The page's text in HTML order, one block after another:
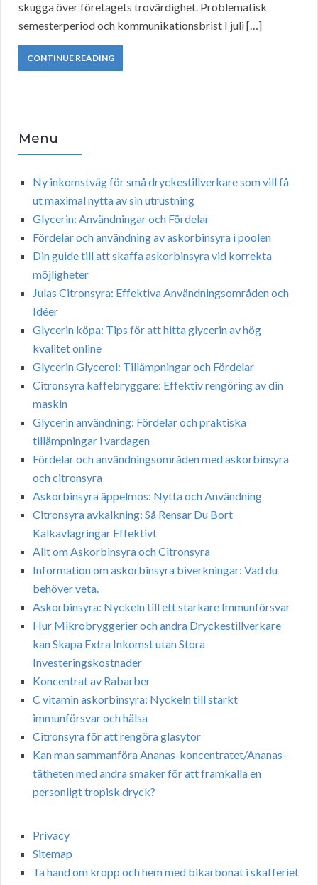
skugga över företagets trovärdighet. Problematisk
semesterperiod och kommunikationsbrist I juli […]
CONTINUE READING
Menu
Ny inkomstväg för små dryckestillverkare som vill få
ut maximal nytta av sin utrustning
Glycerin: Användningar och Fördelar
Fördelar och användning av askorbinsyra i poolen
Din guide till att skaffa askorbinsyra vid korrekta
möjligheter
Julas Citronsyra: Effektiva Användningsområden och
Idéer
Glycerin köpa: Tips för att hitta glycerin av hög
kvalitet online
Glycerin Glycerol: Tillämpningar och Fördelar
Citronsyra kaffebryggare: Effektiv rengöring av din
maskin
Glycerin användning: Fördelar och praktiska
tillämpningar i vardagen
Fördelar och användningsområden med askorbinsyra
och citronsyra
Askorbinsyra äppelmos: Nytta och Användning
Citronsyra avkalkning: Så Rensar Du Bort
Kalkavlagringar Effektivt
Allt om Askorbinsyra och Citronsyra
Information om askorbinsyra biverkningar: Vad du
behöver veta.
Askorbinsyra: Nyckeln till ett starkare Immunförsvar
Hur Mikrobryggerier och andra Dryckestillverkare
kan Skapa Extra Inkomst utan Stora
Investeringskostnader
Koncentrat av Rabarber
C vitamin askorbinsyra: Nyckeln till starkt
immunförsvar och hälsa
Citronsyra för att rengöra glasytor
Kan man sammanföra Ananas-koncentratet/Ananas-
tätheten med andra smaker för att framkalla en
personligt tropisk dryck?
Privacy
Sitemap
Ta hand om kropp och hem med bikarbonat i skafferiet